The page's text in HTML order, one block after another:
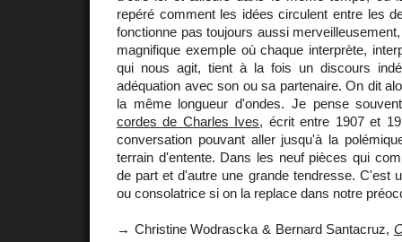
repéré comment les idées circulent entre les
fonctionne pas toujours aussi
magnifique exemple où chaque interprète,
qui nous agit, tient à la fois un discours
adéquation avec son ou sa partenaire. On dit
la même longueur d'ondes. Je pense
cordes de Charles Ives, écrit entre 1907 et
conversation pouvant aller jusqu'à la
terrain d'entente. Dans les neuf pièces qui
de part et d'autre une grande tendresse. C'est
ou consolatrice si on la replace dans notre
→ Christine Wodrascka & Bernard Santacruz,